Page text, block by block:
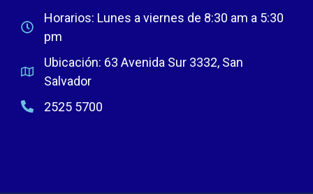
Horarios: Lunes a viernes de 8:30 am a 5:30
pm
Ubicación: 63 Avenida Sur 3332, San
Salvador
2525 5700